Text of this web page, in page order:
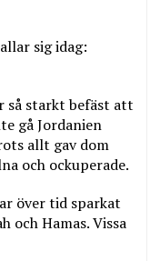
sig idag:
så starkt befäst att
gå Jordanien
allt gav dom
och ockuperade.
över tid sparkat
och Hamas. Vissa